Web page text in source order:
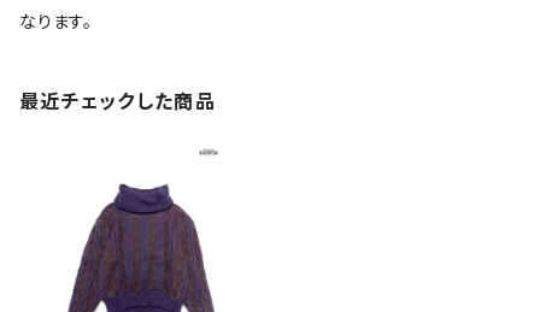
なります。
最近チェックした商品